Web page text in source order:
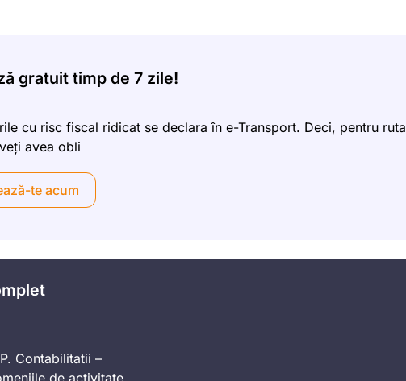
gratuit timp de 7 zile!
cu risc fiscal ridicat se declara în e-Transport. Deci, pentru ruta
avea obli
te acum
Contabilitatii –
de activitate